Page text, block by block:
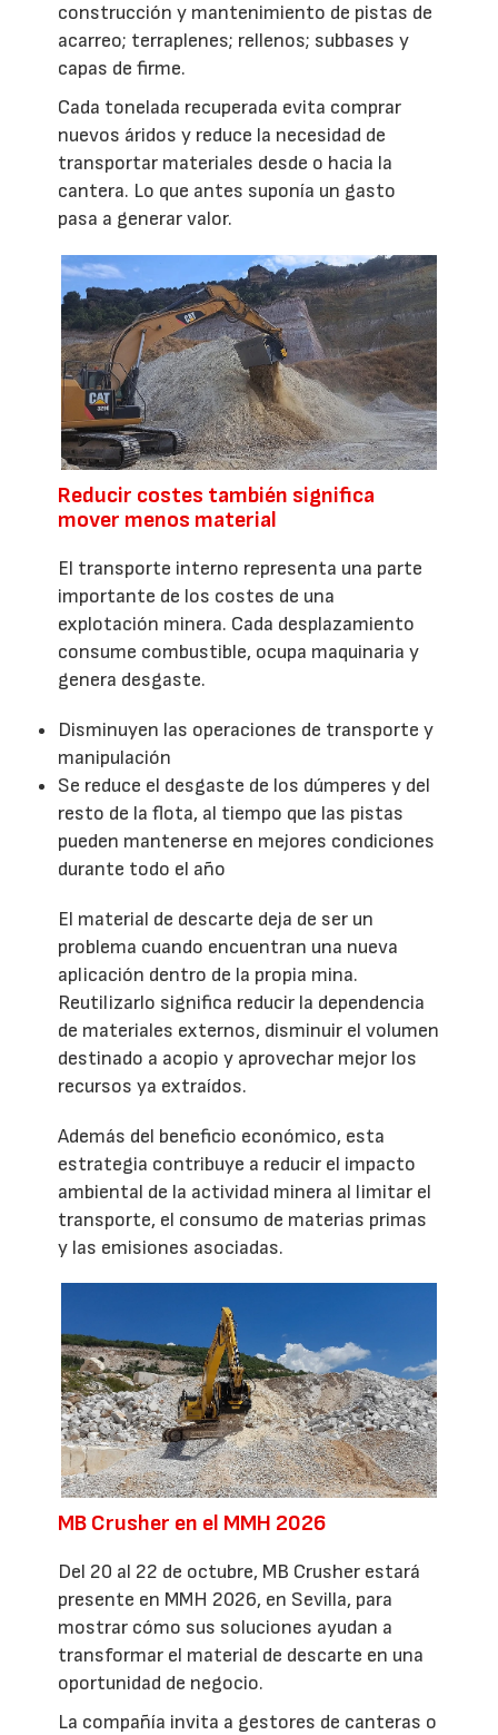
construcción y mantenimiento de pistas de
acarreo; terraplenes; rellenos; subbases y
capas de firme.
Cada tonelada recuperada evita comprar
nuevos áridos y reduce la necesidad de
transportar materiales desde o hacia la
cantera. Lo que antes suponía un gasto
pasa a generar valor.
Reducir costes también significa
mover menos material
El transporte interno representa una parte
importante de los costes de una
explotación minera. Cada desplazamiento
consume combustible, ocupa maquinaria y
genera desgaste.
Disminuyen las operaciones de transporte y
manipulación
Se reduce el desgaste de los dúmperes y del
resto de la flota, al tiempo que las pistas
pueden mantenerse en mejores condiciones
durante todo el año
El material de descarte deja de ser un
problema cuando encuentran una nueva
aplicación dentro de la propia mina.
Reutilizarlo significa reducir la dependencia
de materiales externos, disminuir el volumen
destinado a acopio y aprovechar mejor los
recursos ya extraídos.
Además del beneficio económico, esta
estrategia contribuye a reducir el impacto
ambiental de la actividad minera al limitar el
transporte, el consumo de materias primas
y las emisiones asociadas.
MB Crusher en el MMH 2026
Del 20 al 22 de octubre, MB Crusher estará
presente en MMH 2026, en Sevilla, para
mostrar cómo sus soluciones ayudan a
transformar el material de descarte en una
oportunidad de negocio.
La compañía invita a gestores de canteras o